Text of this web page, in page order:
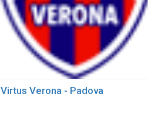
Virtus Verona - Padova